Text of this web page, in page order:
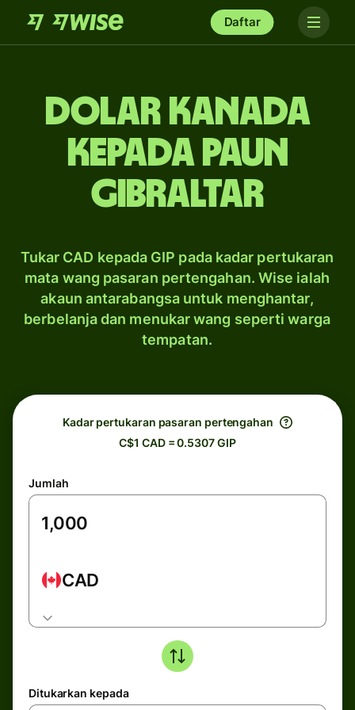
Daftar
dolar Kanada
kepada paun
Gibraltar
Tukar CAD kepada GIP pada kadar pertukaran
mata wang pasaran pertengahan. Wise ialah
akaun antarabangsa untuk menghantar,
berbelanja dan menukar wang seperti warga
tempatan.
Kadar pertukaran pasaran pertengahan
C$1 CAD = 0.5307 GIP
Jumlah
CAD
Ditukarkan kepada